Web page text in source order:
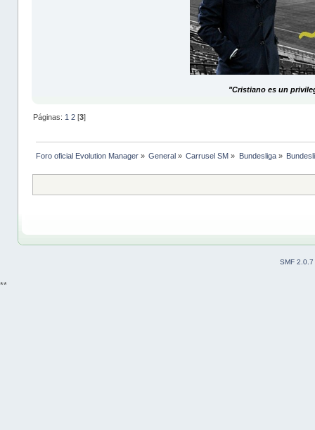
"Cristiano es un
Páginas: 1 2[3]
Foro oficial Evolution Manager» General » Carrusel SM » Bundesliga»
SMF 2.0.7
**